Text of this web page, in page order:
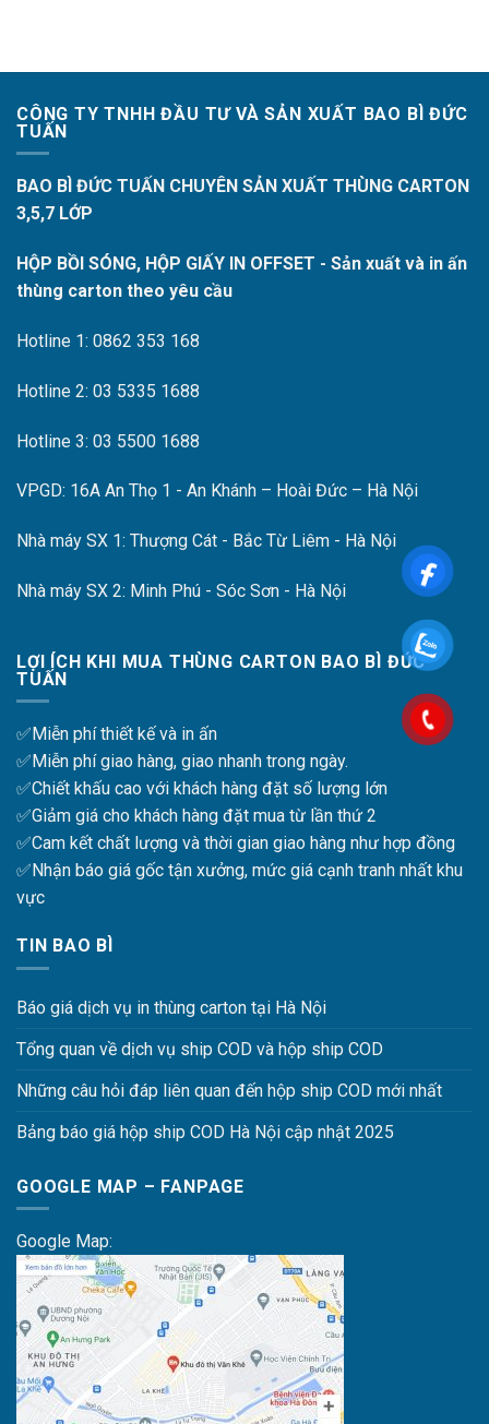
CÔNG TY TNHH ĐẦU TƯ VÀ SẢN XUẤT BAO BÌ ĐỨC
TUẤN
BAO BÌ ĐỨC TUẤN CHUYÊN SẢN XUẤT THÙNG CARTON
3,5,7 LỚP
HỘP BỒI SÓNG, HỘP GIẤY IN OFFSET - Sản xuất và in ấn
thùng carton theo yêu cầu
Hotline 1: 0862 353 168
Hotline 2: 03 5335 1688
Hotline 3: 03 5500 1688
VPGD: 16A An Thọ 1 - An Khánh – Hoài Đức – Hà Nội
Nhà máy SX 1: Thượng Cát - Bắc Từ Liêm - Hà Nội
Nhà máy SX 2: Minh Phú - Sóc Sơn - Hà Nội
LỢI ÍCH KHI MUA THÙNG CARTON BAO BÌ ĐỨC
TUẤN
✅Miễn phí thiết kế và in ấn
✅Miễn phí giao hàng, giao nhanh trong ngày.
✅Chiết khấu cao với khách hàng đặt số lượng lớn
✅Giảm giá cho khách hàng đặt mua từ lần thứ 2
✅Cam kết chất lượng và thời gian giao hàng như hợp đồng
✅Nhận báo giá gốc tận xưởng, mức giá cạnh tranh nhất khu
vực
TIN BAO BÌ
Báo giá dịch vụ in thùng carton tại Hà Nội
Tổng quan về dịch vụ ship COD và hộp ship COD
Những câu hỏi đáp liên quan đến hộp ship COD mới nhất
Bảng báo giá hộp ship COD Hà Nội cập nhật 2025
GOOGLE MAP – FANPAGE
Google Map: